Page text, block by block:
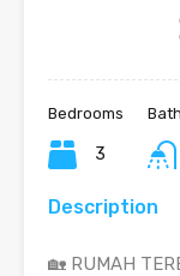
Bedrooms
3
Description
🏡 RUMAH